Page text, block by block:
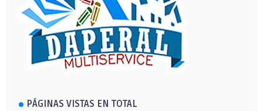
PÁGINAS VISTAS EN TOTAL